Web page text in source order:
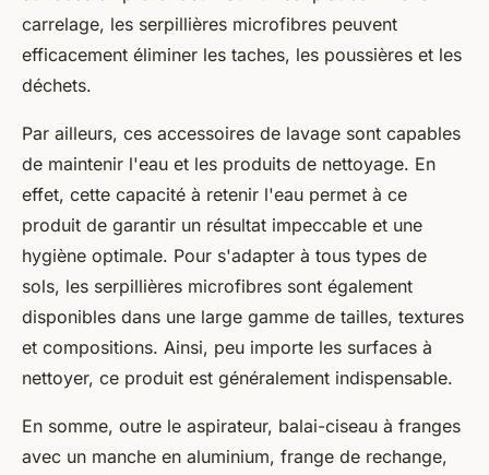
carrelage, les serpillières microfibres peuvent
efficacement éliminer les taches, les poussières et les
déchets.
Par ailleurs, ces accessoires de lavage sont capables
de maintenir l'eau et les produits de nettoyage. En
effet, cette capacité à retenir l'eau permet à ce
produit de garantir un résultat impeccable et une
hygiène optimale. Pour s'adapter à tous types de
sols, les serpillières microfibres sont également
disponibles dans une large gamme de tailles, textures
et compositions. Ainsi, peu importe les surfaces à
nettoyer, ce produit est généralement indispensable.
En somme, outre le aspirateur, balai-ciseau à franges
avec un manche en aluminium, frange de rechange,